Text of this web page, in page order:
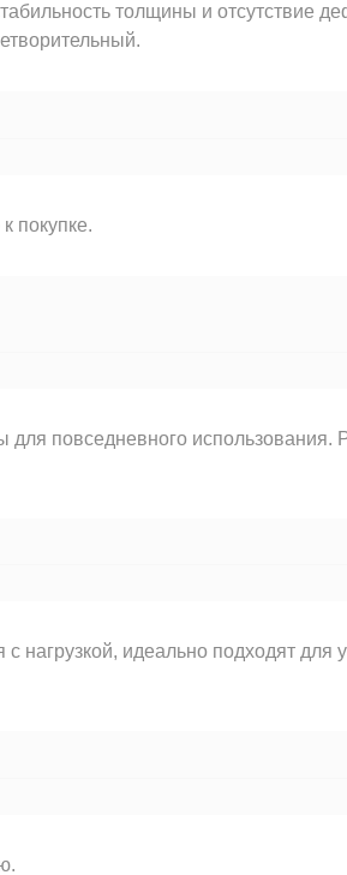
толщины и отсутствие
покупке.
для повседневного
нагрузкой, идеально подходят для